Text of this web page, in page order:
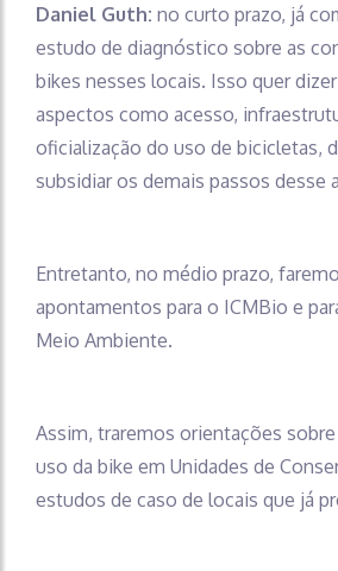
Daniel Guth: no curto prazo, já
estudo de diagnóstico sobre as
bikes nesses locais. Isso quer
aspectos como acesso,
oficialização do uso de bicicletas,
subsidiar os demais passos desse
Entretanto, no médio prazo,
apontamentos para o ICMBio e
Meio Ambiente.
Assim, traremos orientações
uso da bike em Unidades de
estudos de caso de locais que já